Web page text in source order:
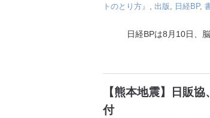
トのとり方』
出版 日経BP,
日経BPは8月10日、脳
【熊本地震】日販
付